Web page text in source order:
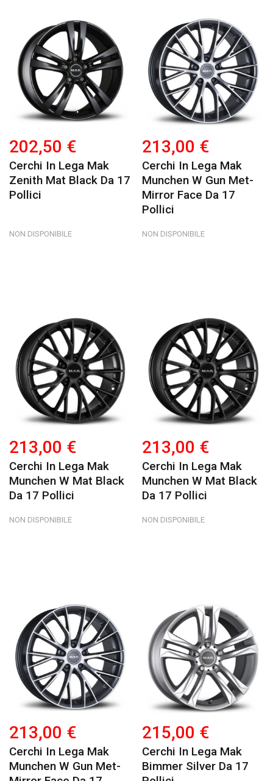
202,50 €
Cerchi In Lega Mak
Zenith Mat Black Da 17
Pollici
NON DISPONIBILE
213,00 €
Cerchi In Lega Mak
Munchen W Gun Met-
Mirror Face Da 17
Pollici
NON DISPONIBILE
213,00 €
Cerchi In Lega Mak
Munchen W Mat Black
Da 17 Pollici
NON DISPONIBILE
213,00 €
Cerchi In Lega Mak
Munchen W Mat Black
Da 17 Pollici
NON DISPONIBILE
213,00 €
Cerchi In Lega Mak
Munchen W Gun Met-
215,00 €
Cerchi In Lega Mak
Bimmer Silver Da 17